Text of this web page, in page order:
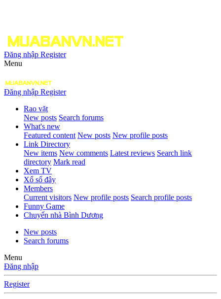
Đăng nhập Register
Menu
Đăng nhập Register
Rao vặt
New posts Search forums
What's new
Featured content New posts New profile posts
Link Directory
New items New comments Latest reviews Search link
directory Mark read
Xem TV
Xổ số đây
Members
Current visitors New profile posts Search profile posts
Funny Game
Chuyển nhà Bình Dương
New posts
Search forums
Menu
Đăng nhập
Register